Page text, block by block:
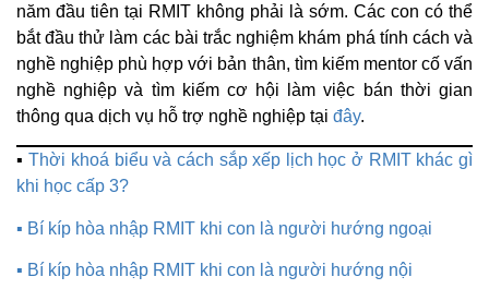
năm đầu tiên tại RMIT không phải là sớm. Các con có thể
bắt đầu thử làm các bài trắc nghiệm khám phá tính cách và
nghề nghiệp phù hợp với bản thân, tìm kiếm mentor cố vấn
nghề nghiệp và tìm kiếm cơ hội làm việc bán thời gian
thông qua dịch vụ hỗ trợ nghề nghiệp tại đây.
▪Thời khoá biểu và cách sắp xếp lịch học ở RMIT khác gì
khi học cấp 3?
▪ Bí kíp hòa nhập RMIT khi con là người hướng ngoại
▪ Bí kíp hòa nhập RMIT khi con là người hướng nội